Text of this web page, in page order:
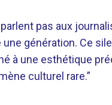
parlent pas aux
une génération. Ce
à une esthétique
culturel rare.”